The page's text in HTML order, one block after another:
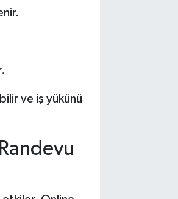
ve iş yükünü